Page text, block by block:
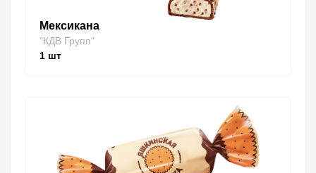
Мексикана
"КДВ Групп"
1 шт